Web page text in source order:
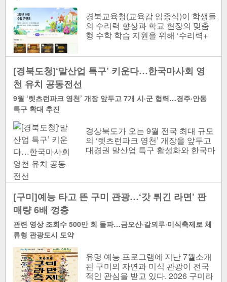
경북교육청(교육감 임종식)이 학생들
의 수리력 향상과 학교 현장의 맞춤
형 수학 학습 지원을 위해 ‘수리력+
리력+..
[경북도청]‘말산업 특구’ 키운다…한국마사회 영
천 유치 공동전선
9월 ‘렛츠런파크 영천’ 개장 앞두고 7개 시·군 협력…경주·안동
특구 확대 추진
경상북도가 오는 9월 전국 최대 규모
의 ‘렛츠런파크 영천’ 개장을 앞두고
대경권 말산업 특구 활성화와 한국마
[구미]예능 타고 뜬 구미 관광…‘갓 튀긴 라면’ 판
매량 6배 껑충
관련 영상 조회수 500만 회 돌파…금오산·갈뫼루·미식축제로 체
류형 관광도시 도약
유명 예능 프로그램에 지난 7월소개
된 구미의 자연과 미식 관광이 전국
적인 관심을 받고 있다. 2026 구미라